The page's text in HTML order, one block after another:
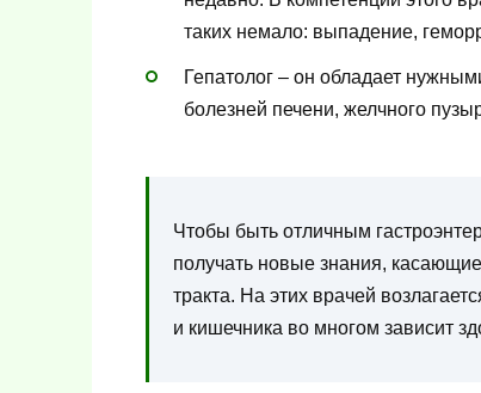
таких немало: выпадение,
Гепатолог – он обладает
болезней печени, желчного
Чтобы быть отличным
получать новые знания,
тракта. На этих врачей
и кишечника во многом зависит